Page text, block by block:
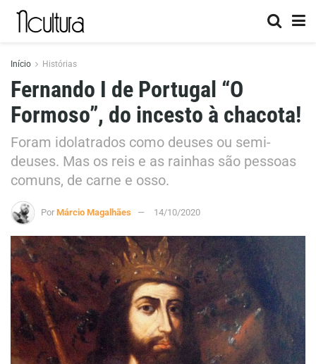
Início Histórias
Fernando I de Portugal “O
Formoso”, do incesto à chacota!
Foram idolatrados como deuses ou semi-
deuses. Mas os reis e as rainhas são pessoas
comuns, de carne e osso.
Por Márcio Magalhães 14/10/2020